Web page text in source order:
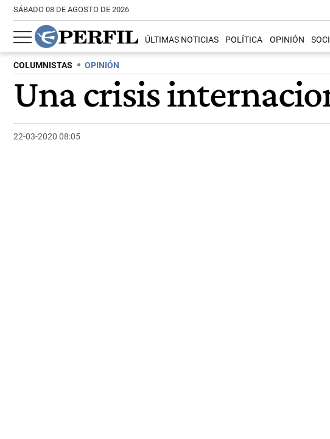
SÁBADO 08 DE AGOSTO DE 2026
ÚLTIMAS NOTICIAS POLÍTICA OPINIÓN
COLUMNISTAS OPINIÓN
Una crisis
22-03-2020 08:05